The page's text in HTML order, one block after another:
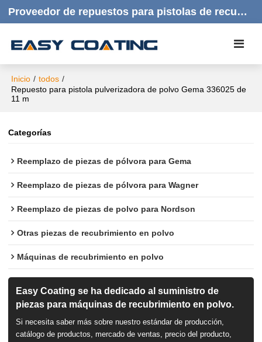
Proveedor de repuestos para pistolas de recubrimiento en polvo | Productos de calidad, respuesta rápida y atención al cliente amable.
Inicio / todos /
Repuesto para pistola pulverizadora de polvo Gema 336025 de
11 m
Categorías
Reemplazo de piezas de pólvora para Gema
Reemplazo de piezas de pólvora para Wagner
Reemplazo de piezas de polvo para Nordson
Otras piezas de recubrimiento en polvo
Máquinas de recubrimiento en polvo
Easy Coating se ha dedicado al suministro de
piezas para máquinas de recubrimiento en polvo.
Si necesita saber más sobre nuestro estándar de producción,
catálogo de productos, mercado de ventas, precio del producto,